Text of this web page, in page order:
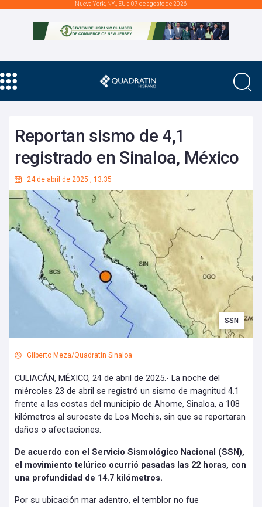
Nueva York, NY., EU a 07 de agosto de 2026
Reportan sismo de 4,1
registrado en Sinaloa, México
24 de abril de 2025 , 13:35
SSN
Gilberto Meza/Quadratín Sinaloa
CULIACÁN, MÉXICO, 24 de abril de 2025.- La noche del
miércoles 23 de abril se registró un sismo de magnitud 4.1
frente a las costas del municipio de Ahome, Sinaloa, a 108
kilómetros al suroeste de Los Mochis, sin que se reportaran
daños o afectaciones.
De acuerdo con el Servicio Sismológico Nacional (SSN),
el movimiento telúrico ocurrió pasadas las 22 horas, con
una profundidad de 14.7 kilómetros.
Por su ubicación mar adentro, el temblor no fue